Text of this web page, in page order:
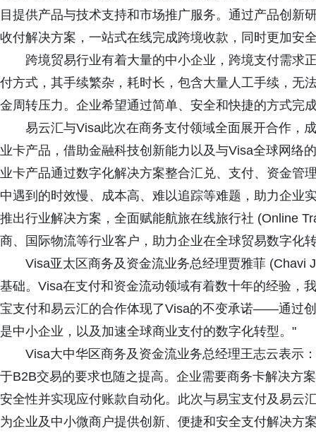
目提供产品与技术支持和市场推广服务。通过产品创新
收付解决方案，一站式在线完成跨境收款，同时更加安
跨境贸易行业有着大量的中小企业，跨境支付需求
付方式，其手续繁杂，耗时长，包含大量人工手续，无
金周转压力。企业希望通过简单、安全和快捷的方式完
易云汇与Visa此次在商务支付领域全面展开合作，
业卡产品，借助金融科技创新能力以及与Visa全球网络
业卡产品通过数字化解决方案整合汇兑、支付、资金管
中遇到的时效慢、成本高、难以追踪等难题，助力企业
推出行业解决方案，全面赋能航旅在线旅行社 (Online
商、国际物流等行业客户，助力企业在全球贸易数字化
Visa亚太区商务及资金流业务总经理贾雅菲 (Chavi
基础。Visa在支付和资金流动领域有着数十年的经验，
宝支付和易云汇的合作体现了Visa的不变承诺——通过
是中小企业，以及加速全球商业支付的数字化转型。"
Visa大中华区商务及资金流业务总经理王志云表示
于B2B交易的要求也随之提高。企业需要商务卡解决方
安全性并实现应付账款自动化。此次与易宝支付及易云
为企业及中小微商户提供创新、便捷和安全支付解决方